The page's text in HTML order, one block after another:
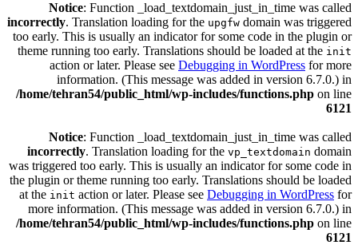
Notice: Function _load_textdomain_just_in_time was called
incorrectly. Translation loading for the upgfw domain was triggered
too early. This is usually an indicator for some code in the plugin or
theme running too early. Translations should be loaded at the init
action or later. Please see Debugging in WordPress for more
information. (This message was added in version 6.7.0.) in
/home/tehran54/public_html/wp-includes/functions.php on line
6121
Notice: Function _load_textdomain_just_in_time was called
incorrectly. Translation loading for the vp_textdomain domain
was triggered too early. This is usually an indicator for some code in
the plugin or theme running too early. Translations should be loaded
at the init action or later. Please see Debugging in WordPress for
more information. (This message was added in version 6.7.0.) in
/home/tehran54/public_html/wp-includes/functions.php on line
6121